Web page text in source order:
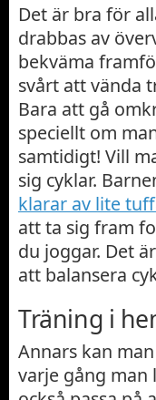
Det är bra för
drabbas av
bekväma
svårt att vända
Bara att gå
speciellt om
samtidigt! Vill
sig cyklar.
klarar av lite
att ta sig fram
du joggar. Det
att balansera
Träning i
Annars kan
varje gång